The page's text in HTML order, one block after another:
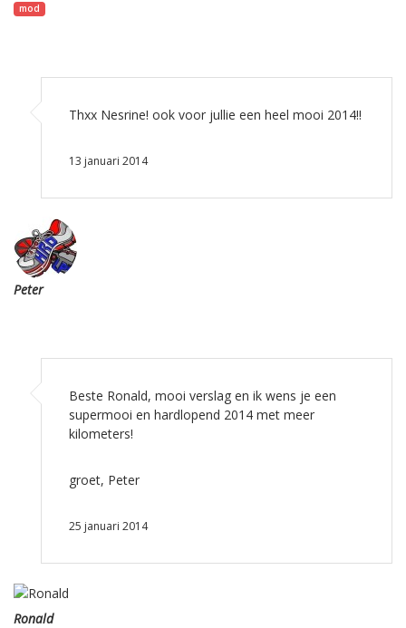
mod
Thxx Nesrine! ook voor jullie een heel mooi 2014!!
13 januari 2014
Peter
Beste Ronald, mooi verslag en ik wens je een
supermooi en hardlopend 2014 met meer
kilometers!
groet, Peter
25 januari 2014
Ronald